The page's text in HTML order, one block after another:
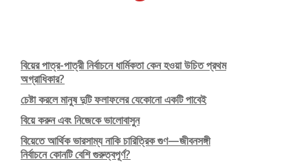
বিয়ের পাত্র-পাত্রী নির্বাচনে ধার্মিকতা কেন হওয়া উচিত প্রথম
অগ্রাধিকার?
চেষ্টা করলে মানুষ দুটি ফলাফলের যেকোনো একটি পাবেই
বিয়ে করুন এবং নিজেকে ভালোবাসুন
বিয়েতে আর্থিক ভারসাম্য নাকি চারিত্রিক গুণ—জীবনসঙ্গী
নির্বাচনে কোনটি বেশি গুরুত্বপূর্ণ?